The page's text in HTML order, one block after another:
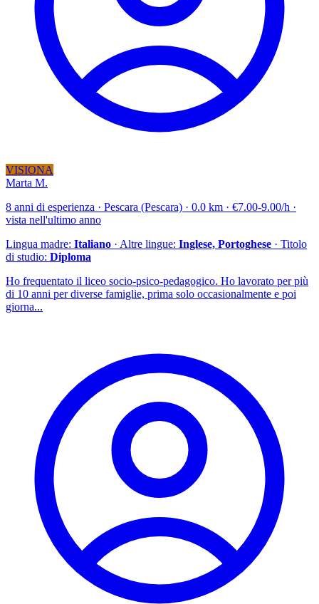
VISIONA
Marta M.
8 anni di esperienza · Pescara (Pescara) · 0.0 km · €7.00-9.00/h ·
vista nell'ultimo anno
Lingua madre: Italiano · Altre lingue: Inglese, Portoghese · Titolo
di studio: Diploma
Ho frequentato il liceo socio-psico-pedagogico. Ho lavorato per più
di 10 anni per diverse famiglie, prima solo occasionalmente e poi
giorna...